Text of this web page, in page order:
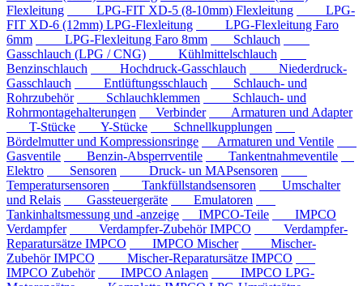
Flexleitung
LPG-FIT XD-5 (8-10mm) Flexleitung
LPG-
FIT XD-6 (12mm) LPG-Flexleitung
LPG-Flexleitung Faro
6mm
LPG-Flexleitung Faro 8mm
Schlauch
Gasschlauch (LPG / CNG)
Kühlmittelschlauch
Benzinschlauch
Hochdruck-Gasschlauch
Niederdruck-
Gasschlauch
Entlüftungsschlauch
Schlauch- und
Rohrzubehör
Schlauchklemmen
Schlauch- und
Rohrmontagehalterungen
Verbinder
Armaturen und Adapter
T-Stücke
Y-Stücke
Schnellkupplungen
Bördelmutter und Kompressionsringe
Armaturen und Ventile
Gasventile
Benzin-Absperrventile
Tankentnahmeventile
Elektro
Sensoren
Druck- un MAPsensoren
Temperatursensoren
Tankfüllstandsensoren
Umschalter
und Relais
Gassteuergeräte
Emulatoren
Tankinhaltsmessung und -anzeige
IMPCO-Teile
IMPCO
Verdampfer
Verdampfer-Zubehör IMPCO
Verdampfer-
Reparatursätze IMPCO
IMPCO Mischer
Mischer-
Zubehör IMPCO
Mischer-Reparatursätze IMPCO
IMPCO Zubehör
IMPCO Anlagen
IMPCO LPG-